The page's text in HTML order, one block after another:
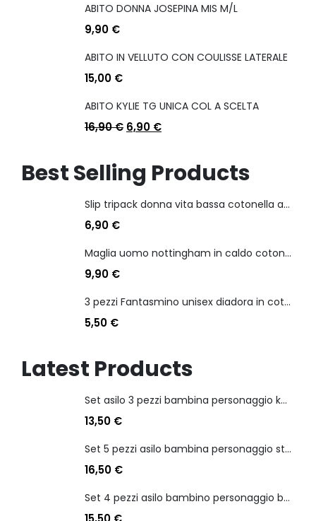
ABITO DONNA JOSEPINA MIS M/L
9,90 €
ABITO IN VELLUTO CON COULISSE LATERALE
15,00 €
ABITO KYLIE TG UNICA COL A SCELTA
16,90€ 6,90 €
Best Selling Products
Slip tripack donna vita bassa cotonella art 3165 in cotone elasticizzato
6,90 €
Maglia uomo nottingham in caldo cotone scollo a v manica lunga
9,90 €
3 pezzi Fantasmino unisex diadora in cotone mercerizzato tg dalla 35 alla 46
5,50 €
Latest Products
Set asilo 3 pezzi bambina personaggio kuromi
13,50 €
Set 5 pezzi asilo bambina personaggio stitch angel
16,50 €
Set 4 pezzi asilo bambino personaggio batman